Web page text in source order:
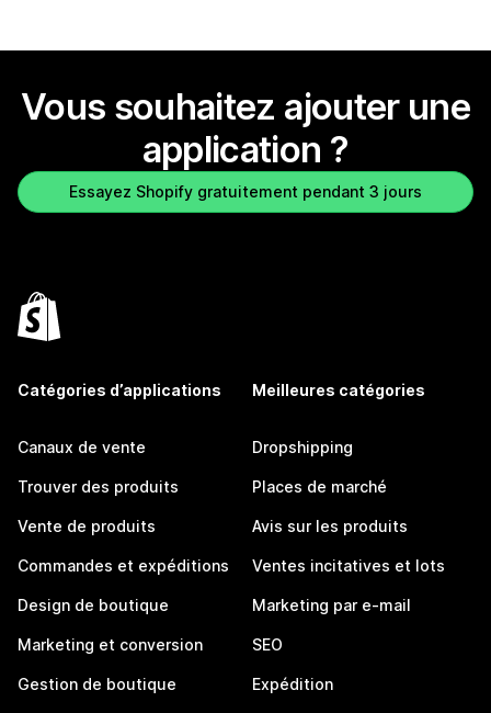
Vous souhaitez ajouter une
application ?
Essayez Shopify gratuitement pendant 3 jours
Catégories d’applications
Canaux de vente
Trouver des produits
Vente de produits
Commandes et expéditions
Design de boutique
Marketing et conversion
Gestion de boutique
Meilleures catégories
Dropshipping
Places de marché
Avis sur les produits
Ventes incitatives et lots
Marketing par e-mail
SEO
Expédition